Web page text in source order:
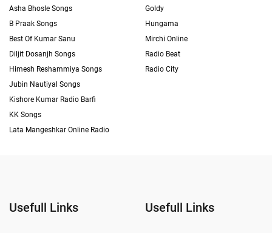
Asha Bhosle Songs
B Praak Songs
Best Of Kumar Sanu
Diljit Dosanjh Songs
Himesh Reshammiya Songs
Jubin Nautiyal Songs
Kishore Kumar Radio Barfi
KK Songs
Lata Mangeshkar Online Radio
Goldy
Hungama
Mirchi Online
Radio Beat
Radio City
Usefull Links Usefull Links